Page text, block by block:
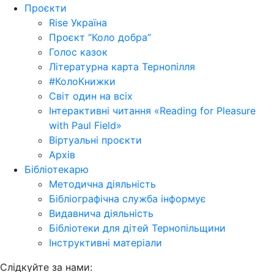
Проєкти
Rise Україна
Проєкт “Коло добра”
Голос казок
Літературна карта Тернопілля
#КолоКнижки
Світ один на всіх
Інтерактивні читання «Reading for Pleasure
with Paul Field»
Віртуальні проєкти
Архів
Бібліотекарю
Методична діяльність
Бібліографічна служба інформує
Видавнича діяльність
Бібліотеки для дітей Тернопільщини
Інструктивні матеріали
Cлідкуйте за нами: